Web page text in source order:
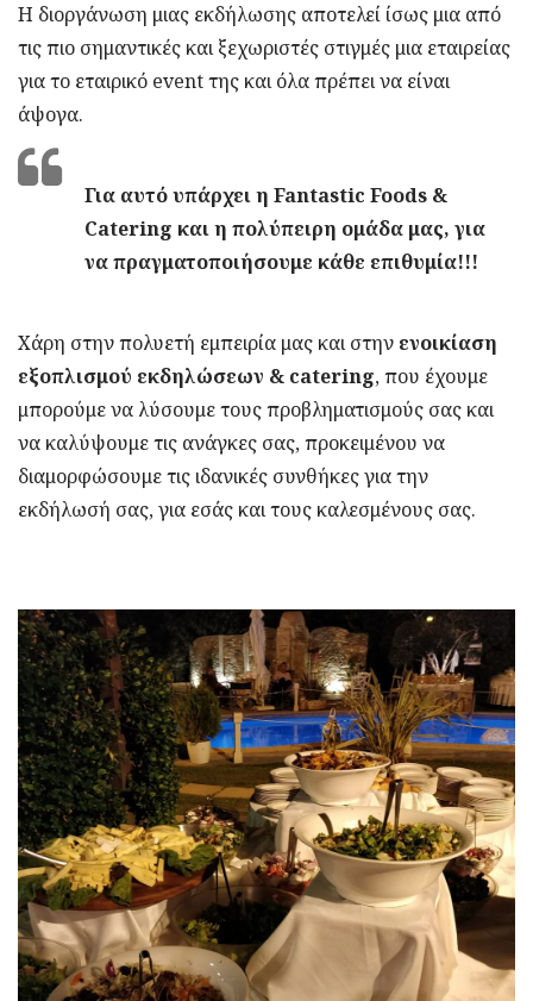
Η διοργάνωση μιας εκδήλωσης αποτελεί ίσως μια από
τις πιο σημαντικές και ξεχωριστές στιγμές μια εταιρείας
για το εταιρικό event της και όλα πρέπει να είναι
άψογα.
Για αυτό υπάρχει η Fantastic Foods &
Catering και η πολύπειρη ομάδα μας, για
να πραγματοποιήσουμε κάθε επιθυμία!!!
Χάρη στην πολυετή εμπειρία μας και στην ενοικίαση
εξοπλισμού εκδηλώσεων & catering, που έχουμε
μπορούμε να λύσουμε τους προβληματισμούς σας και
να καλύψουμε τις ανάγκες σας, προκειμένου να
διαμορφώσουμε τις ιδανικές συνθήκες για την
εκδήλωσή σας, για εσάς και τους καλεσμένους σας.